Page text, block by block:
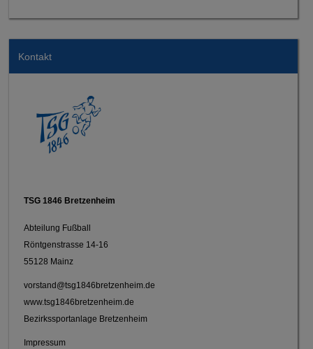
Kontakt
TSG 1846 Bretzenheim
Abteilung Fußball
Röntgenstrasse 14-16
55128 Mainz
vorstand@tsg1846bretzenheim.de
www.tsg1846bretzenheim.de
Bezirkssportanlage Bretzenheim
Impressum